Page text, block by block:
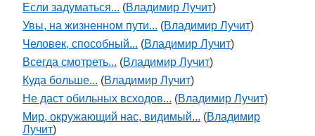
Если задуматься... (Владимир Лучит)
Увы, на жизненном пути... (Владимир Лучит)
Человек, способный... (Владимир Лучит)
Всегда смотреть... (Владимир Лучит)
Куда больше... (Владимир Лучит)
Не даст обильных всходов... (Владимир Лучит)
Мир, окружающий нас, видимый... (Владимир
Лучит)